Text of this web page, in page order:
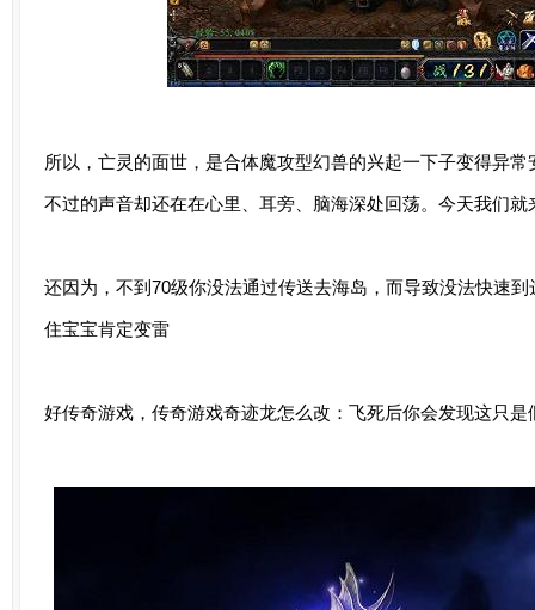
所以，亡灵的面世，是合体魔攻型幻兽的兴起一下子变得异
不过的声音却还在在心里、耳旁、脑海深处回荡。今天我们
还因为，不到70级你没法通过传送去海岛，而导致没法快速
住宝宝肯定变雷
好传奇游戏，传奇游戏奇迹龙怎么改：飞死后你会发现这只是